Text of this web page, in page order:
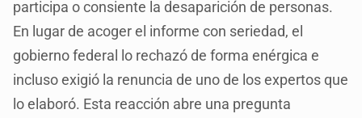
participa o consiente la desaparición de personas.
En lugar de acoger el informe con seriedad, el
gobierno federal lo rechazó de forma enérgica e
incluso exigió la renuncia de uno de los expertos que
lo elaboró. Esta reacción abre una pregunta